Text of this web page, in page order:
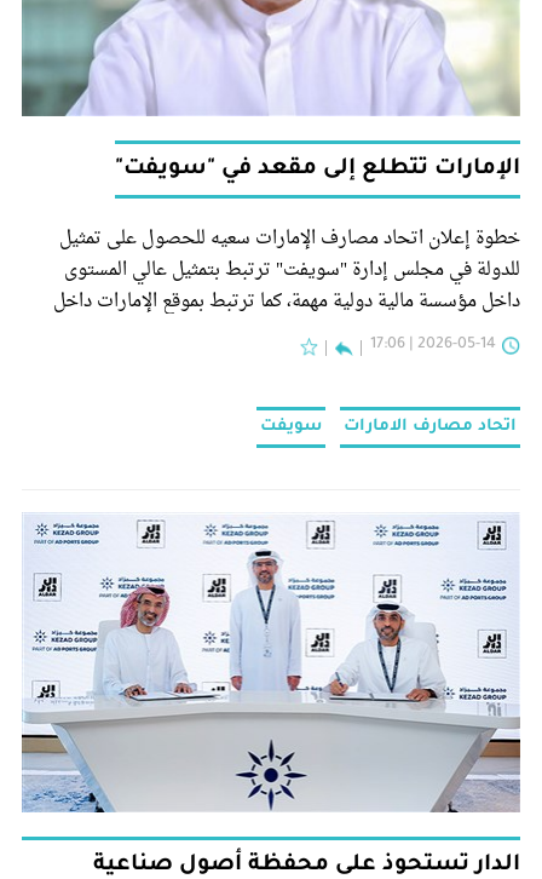
الإمارات تتطلع إلى مقعد في "سويفت"
خطوة إعلان اتحاد مصارف الإمارات سعيه للحصول على تمثيل
للدولة في مجلس إدارة "سويفت" ترتبط بتمثيل عالي المستوى
داخل مؤسسة مالية دولية مهمة، كما ترتبط بموقع الإمارات داخل
واحدة من أكثر البنى التحتية المالية تأثيراً في العالم.
2026-05-14 | 17:06
اتحاد مصارف الامارات سويفت
الدار تستحوذ على محفظة أصول صناعية